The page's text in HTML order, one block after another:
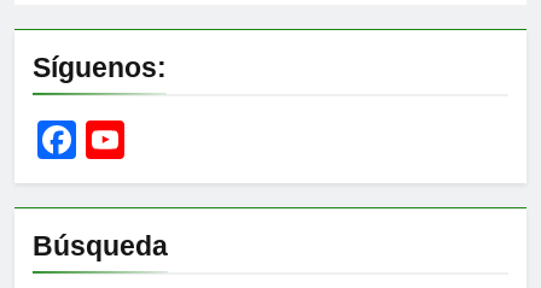
Síguenos:
Facebook
Channel
Búsqueda